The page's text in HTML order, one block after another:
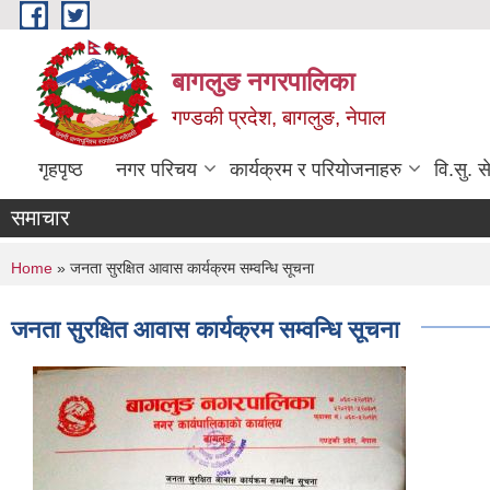
Skip to main content
बागलुङ नगरपालिका
गण्डकी प्रदेश, बागलुङ, नेपाल
गृहपृष्ठ नगर परिचय कार्यक्रम र परियोजनाहरु वि.सु.
समाचार
You are here
Home » जनता सुरक्षित आवास कार्यक्रम सम्वन्धि सूचना
जनता सुरक्षित आवास कार्यक्रम सम्वन्धि सूचना